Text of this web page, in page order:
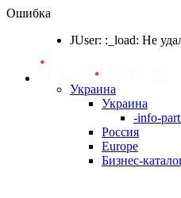
Ошибка
JUser: :_load: Не
Украина
Украина
-info-
Россия
Europe
Бизнес-